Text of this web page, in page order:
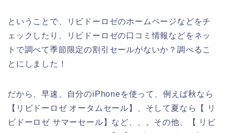
ということで、リビドーロゼのホームページなどをチ
ェックしたり、リビドーロゼの口コミ情報などをネッ
トで調べて季節限定の割引セールがないか？調べるこ
とにしました！
だから、早速、自分のiPhoneを使って、例えば秋なら
【リビドーロゼ オータムセール】、そして夏なら【 リ
ビドーロゼ サマーセール】など、、。その他、【 リビ